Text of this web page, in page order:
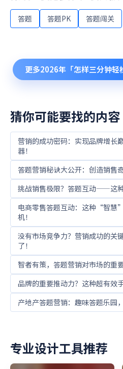
答题 答题PK 答题闯关
更多2026年「怎样三分钟轻
猜你可能要找的内容
营销的成功密码：实现品牌增长
器！
答题营销秘诀大公开：创造销售
挑战销售极限？答题互动——这种
电商零售答题互动：这种“智慧
机！
没有市场竞争力？营销成功的关
了！
智者有策，答题营销对市场的重
品牌的重要推动力？这种超有效
产地产答题营销：趣味答题乐园
专业设计工具推荐